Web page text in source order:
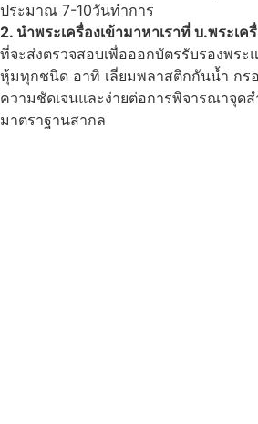
ประมาณ 7-10วันทำการ
2. นำพระเครื่องเข้ามาหาเราที่ บ.พระเค
ที่จะส่งตรวจสอบเพื่อออกบัตรรับรองพระ
หุ้มทุกชนิด อาทิ เลี่ยมพลาสติกกันน้ำ กร
ความชัดเจนและง่ายต่อการพิจารณาจุ
มาตราฐานสากล